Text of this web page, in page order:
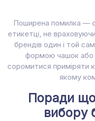
Поширена помилка —
етикетці, не
брендів один і той
формою чашок або
соромитися приміряти
якому
Поради
вибору